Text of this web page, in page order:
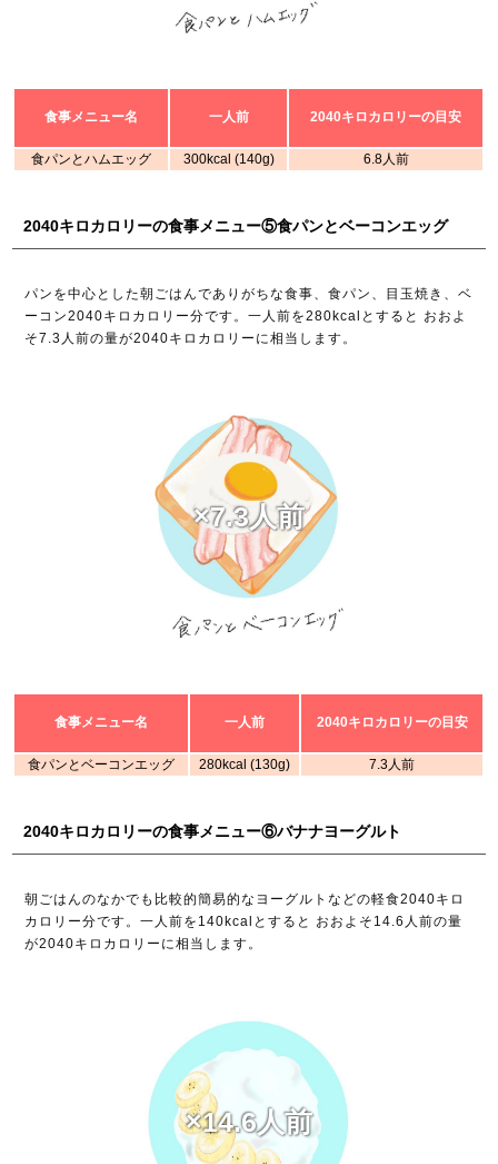
食事メニュー名 一人前 2040キロカロリーの目安
食パンとハムエッグ 300kcal (140g) 6.8人前
2040キロカロリーの食事メニュー⑤食パンとベーコンエッグ
パンを中心とした朝ごはんでありがちな食事、食パン、目玉焼き、ベ
ーコン2040キロカロリー分です。一人前を280kcalとすると おおよ
そ7.3人前の量が2040キロカロリーに相当します。
×7.3人前
食事メニュー名 一人前 2040キロカロリーの目安
食パンとベーコンエッグ 280kcal (130g) 7.3人前
2040キロカロリーの食事メニュー⑥バナナヨーグルト
朝ごはんのなかでも比較的簡易的なヨーグルトなどの軽食2040キロ
カロリー分です。一人前を140kcalとすると おおよそ14.6人前の量
が2040キロカロリーに相当します。
×14.6人前